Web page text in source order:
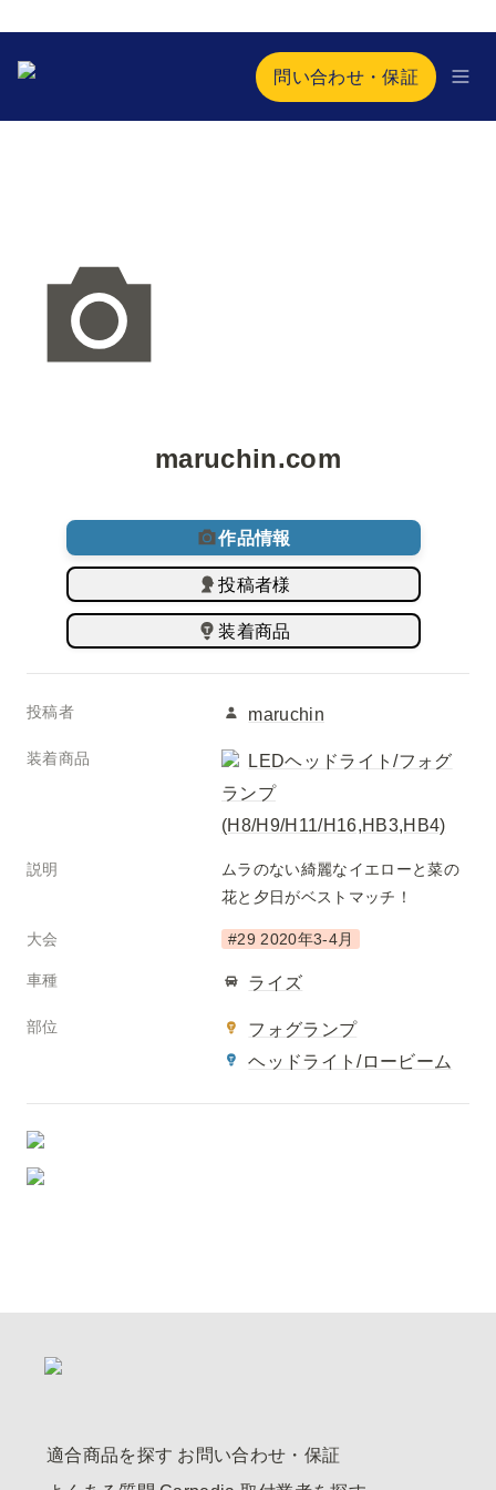
問い合わせ・保証
maruchin.com
作品情報
投稿者様
装着商品
投稿者 maruchin
装着商品
LEDヘッドライト/フォグ
ランプ
(H8/H9/H11/H16,HB3,HB4)
説明
ムラのない綺麗なイエローと菜の
花と夕日がベストマッチ！
大会 #29 2020年3-4月
車種 ライズ
部位
フォグランプ
ヘッドライト/ロービーム
適合商品を探す お問い合わせ・保証